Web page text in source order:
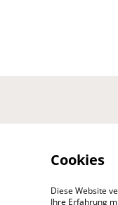
Cookies
Diese Website
Ihre Erfahrung